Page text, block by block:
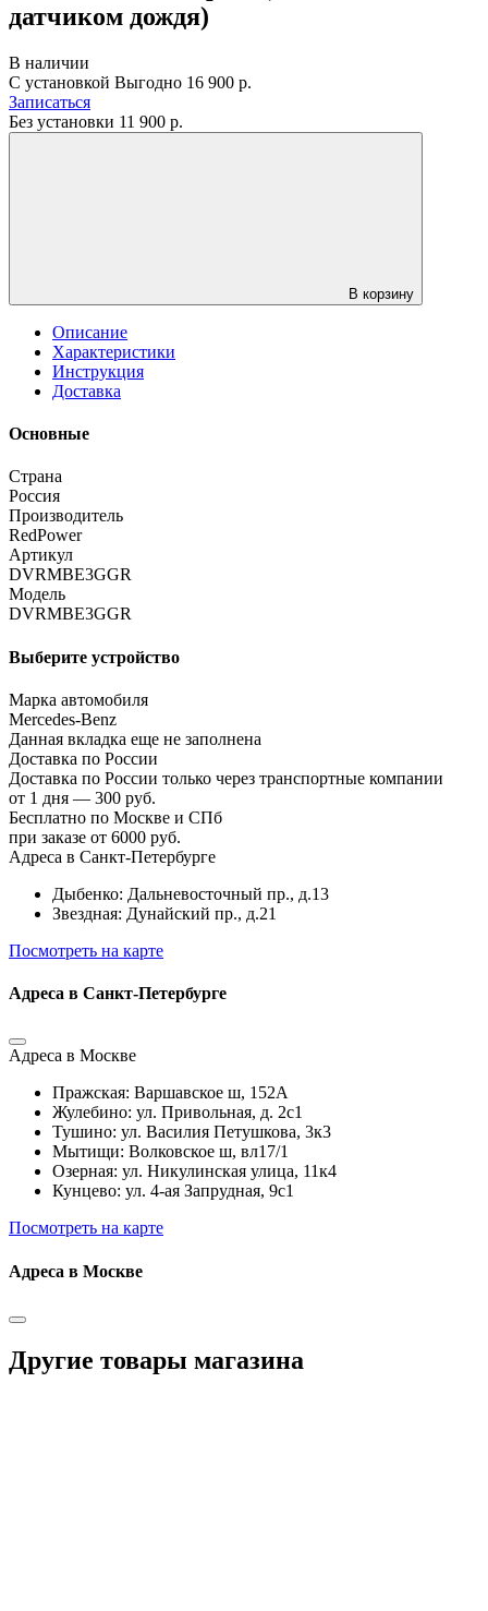
датчиком дождя)
В наличии
С установкой Выгодно 16 900 р.
Записаться
Без установки 11 900 р.
В корзину
Описание
Характеристики
Инструкция
Доставка
Основные
Страна
Россия
Производитель
RedPower
Артикул
DVRMBE3GGR
Модель
DVRMBE3GGR
Выберите устройство
Марка автомобиля
Mercedes-Benz
Данная вкладка еще не заполнена
Доставка по России
Доставка по России только через транспортные компании
от 1 дня — 300 руб.
Бесплатно по Москве и СПб
при заказе от 6000 руб.
Адреса в Санкт-Петербурге
Дыбенко: Дальневосточный пр., д.13
Звездная: Дунайский пр., д.21
Посмотреть на карте
Адреса в Санкт-Петербурге
Адреса в Москве
Пражская: Варшавское ш, 152А
Жулебино: ул. Привольная, д. 2с1
Тушино: ул. Василия Петушкова, 3к3
Мытищи: Волковское ш, вл17/1
Озерная: ул. Никулинская улица, 11к4
Кунцево: ул. 4-ая Запрудная, 9с1
Посмотреть на карте
Адреса в Москве
Другие товары магазина